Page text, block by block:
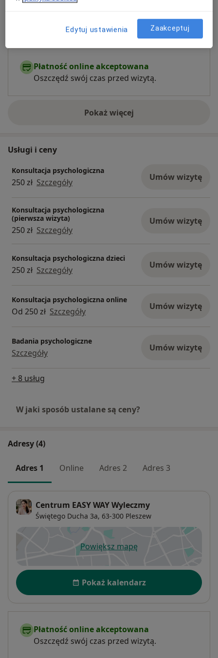
Rodzaje konsultacji
Zobacz lokalizacje (3)
Konsultacje online Zobacz kalendarz online
Płatność online akceptowana
Oszczędź swój czas przed wizytą.
Pokaż więcejo doświadczeniu
Usługi i ceny
Konsultacja psychologiczna
250 zł Szczegóły Umów wizytę
Konsultacja psychologiczna
(pierwsza wizyta)
250 zł Szczegóły
Umów wizytę
Konsultacja psychologiczna dzieci
250 zł Szczegóły Umów wizytę
Konsultacja psychologiczna online
Od 250 zł Szczegóły Umów wizytę
Badania psychologiczne
Szczegóły Umów wizytę
+ 8 usług
W jaki sposób ustalane są ceny?
Adresy (4)
Adres 1 Online Adres 2 Adres 3
Centrum EASY WAY Wyleczmy
Świętego Ducha 3a, 63-300 Pleszew
Powiększ mapęotwiera się w nowej karcie
Dostępność
Pokaż kalendarz
Płatność online akceptowana
Oszczędź swój czas przed wizytą.
Edytuj ustawienia Zaakceptuj